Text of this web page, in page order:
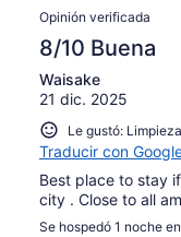
Opinión verificada
8/10 Buena
Waisake
21 dic. 2025
Le gustó:
Traducir con
Best place to stay
city . Close to all
Se hospedó 1 noche